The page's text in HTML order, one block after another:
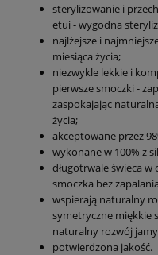
sterylizowanie i
etui - wygodna
najlżejsze i
miesiąca życia;
niezwykle lekkie i
pierwsze smoczki -
zaspokajając
życia;
akceptowane przez
wykonane w 100% z
długotrwale świeca w
smoczka bez
wspierają naturalny
symetryczne miękkie
naturalny rozwój
potwierdzona jakość.